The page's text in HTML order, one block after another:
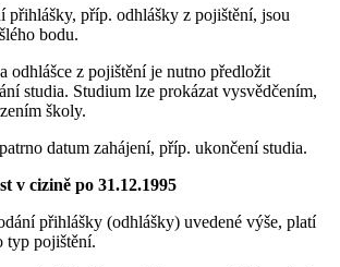
přihlášky, příp. odhlášky z pojištění, jsou
bodu.
odhlášce z pojištění je nutno předložit
studia. Studium lze prokázat vysvědčením,
školy.
datum zahájení, příp. ukončení studia.
v cizině po 31.12.1995
přihlášky (odhlášky) uvedené výše, platí
typ pojištění.